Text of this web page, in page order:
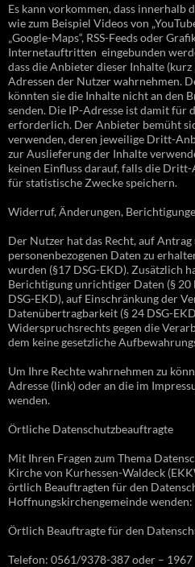
Es kann vorkommen, dass innerhalb
wie zum Beispiel Videos von
„Google-Maps“, RSS-Feeds oder
Internetauftritten eingebunden
dass die Anbieter dieser Inhalte
Adressen der Nutzer wahrnehmen.
könnten sie die Inhalte nicht an den
senden. Die IP-Adresse ist damit für
erforderlich. Der Anbieter bemüht
verwenden, deren jeweilige Dritt-
zur Auslieferung der Inhalte
keinen Einfluss darauf, falls die
für statistische Zwecke speichern.
Widerruf, Änderungen,
Der Nutzer hat das Recht, auf
personenbezogenen Daten zu
wurden (§17 DSG-EKD). Zusätzlich
Berichtigung unrichtiger Daten (§ 20
DSG-EKD), auf Einschränkung der
Datenübertragbarkeit (§ 24 DSG-
Widerspruchsrechts gegen die
dem keine gesetzliche
Um Ihre Rechte wahrnehmen zu
Adresse (link) oder an die im
wenden.
Örtliche Datenschutzbeauftragte
Mit Ihren Fragen zum Thema
Kirche von Kurhessen-Waldeck
örtlich Beauftragten für den
Hoffnungskirchengemeinde wenden:
Örtlich Beauftragte für den
Telefon: 0561/9378-387 oder – 1967